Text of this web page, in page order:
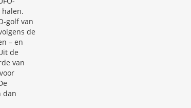
halen.
golf van
de
– en
de
van
dan